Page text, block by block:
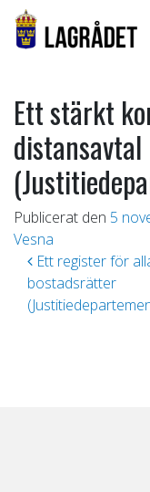
Ett stärkt
distansavtal
Publicerat den 5
Vesna
Ett register för
bostadsrätter